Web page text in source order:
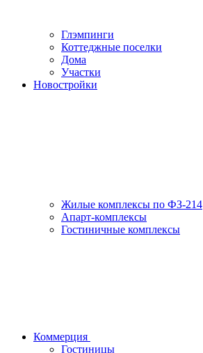
Глэмпинги
Коттеджные поселки
Дома
Участки
Новостройки
Жилые комплексы по ФЗ-214
Апарт-комплексы
Гостиничные комплексы
Коммерция
Гостиницы